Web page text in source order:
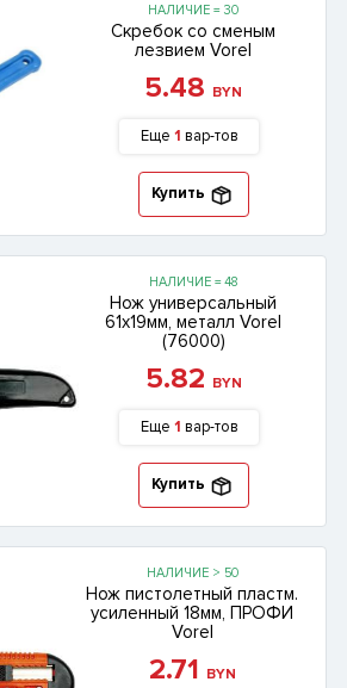
НАЛИЧИЕ = 30
Скребок со сменым
лезвием Vorel
5.48 BYN
Еще 1 вар-тов
Купить
НАЛИЧИЕ = 48
Нож универсальный
61х19мм, металл Vorel
(76000)
5.82 BYN
Еще 1 вар-тов
Купить
НАЛИЧИЕ > 50
Нож пистолетный пластм.
усиленный 18мм, ПРОФИ
Vorel
2.71 BYN